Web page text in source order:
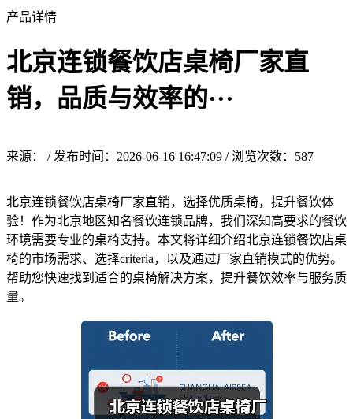
产品详情
北京连锁餐饮店桌椅厂家直
销，品质与效率的···
来源： / 发布时间：2026-06-16 16:47:09 / 浏览次数： 587
北京连锁餐饮店桌椅厂家直销，选择优质桌椅，提升餐饮体
验！作为北京地区知名餐饮连锁品牌，我们深知高要求的餐饮
环境需要专业的桌椅支持。本文将详细介绍北京连锁餐饮店桌
椅的市场需求、选择criteria，以及通过厂家直销模式的优势。
帮助您快速找到适合的桌椅解决方案，提升餐饮效率与服务质
量。